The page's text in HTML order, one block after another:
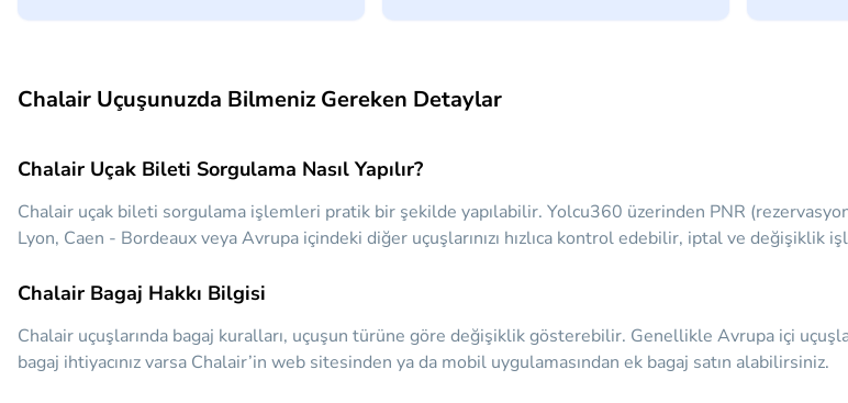
Chalair Uçuşunuzda Bilmeniz Gereken Detaylar
Chalair Uçak Bileti Sorgulama Nasıl Yapılır?
Chalair uçak bileti sorgulama işlemleri pratik bir şekilde yapılabilir. Yolcu360 üzerinden PNR
Lyon, Caen - Bordeaux veya Avrupa içindeki diğer uçuşlarınızı hızlıca kontrol edebilir, iptal ve
Chalair Bagaj Hakkı Bilgisi
Chalair uçuşlarında bagaj kuralları, uçuşun türüne göre değişiklik gösterebilir. Genellikle Avrupa içi
bagaj ihtiyacınız varsa Chalair’in web sitesinden ya da mobil uygulamasından ek bagaj satın alabilirsiniz.